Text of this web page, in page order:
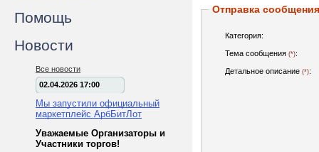
Помощь
Новости
Все новости
02.04.2026 17:00
Мы запустили официальный
маркетплейс АрбБитЛот
Уважаемые Организаторы и
Участники торгов!
Отправка сообщения
Категория:
Тема сообщения (*):
Детальное описание (*):